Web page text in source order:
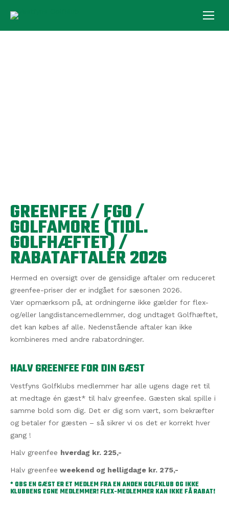
GREENFEE / FGO /
GOLFAMORE (TIDL.
GOLFHÆFTET) /
RABATAFTALER 2026
Hermed en oversigt over de gensidige aftaler om reduceret
greenfee-priser der er indgået for sæsonen 2026.
Vær opmærksom på, at ordningerne ikke gælder for flex-
og/eller langdistancemedlemmer, dog undtaget Golfhæftet,
det kan købes af alle. Nedenstående aftaler kan ikke
kombineres med andre rabatordninger.
HALV GREENFEE FOR DIN GÆST
Vestfyns Golfklubs medlemmer har alle ugens dage ret til
at medtage én gæst* til halv greenfee. Gæsten skal spille i
samme bold som dig. Det er dig som vært, som bekræfter
og betaler for gæsten – så sikrer vi os det er korrekt hver
gang !
Halv greenfee hverdag kr. 225,-
Halv greenfee weekend og helligdage kr. 275,-
* OBS EN GÆST ER ET MEDLEM FRA EN ANDEN GOLFKLUB OG IKKE
KLUBBENS EGNE MEDLEMMER! FLEX-MEDLEMMER KAN IKKE FÅ RABAT!